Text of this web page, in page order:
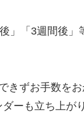
」「3週間後
きずお手数を
ーも立ち上が